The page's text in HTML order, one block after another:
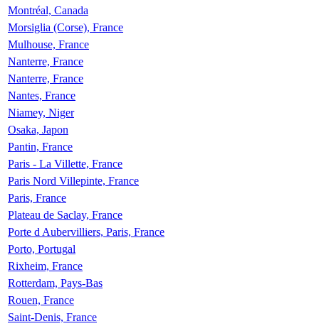
Montréal, Canada
Morsiglia (Corse), France
Mulhouse, France
Nanterre, France
Nanterre, France
Nantes, France
Niamey, Niger
Osaka, Japon
Pantin, France
Paris - La Villette, France
Paris Nord Villepinte, France
Paris, France
Plateau de Saclay, France
Porte d Aubervilliers, Paris, France
Porto, Portugal
Rixheim, France
Rotterdam, Pays-Bas
Rouen, France
Saint-Denis, France